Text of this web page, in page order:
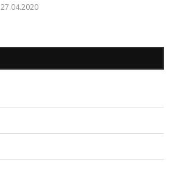
27.04.2020